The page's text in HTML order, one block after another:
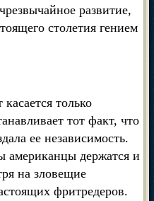
развитие,
столетия гением
только
тот факт, что
ее независимость.
американцы держатся и
на зловещие
фритредеров.